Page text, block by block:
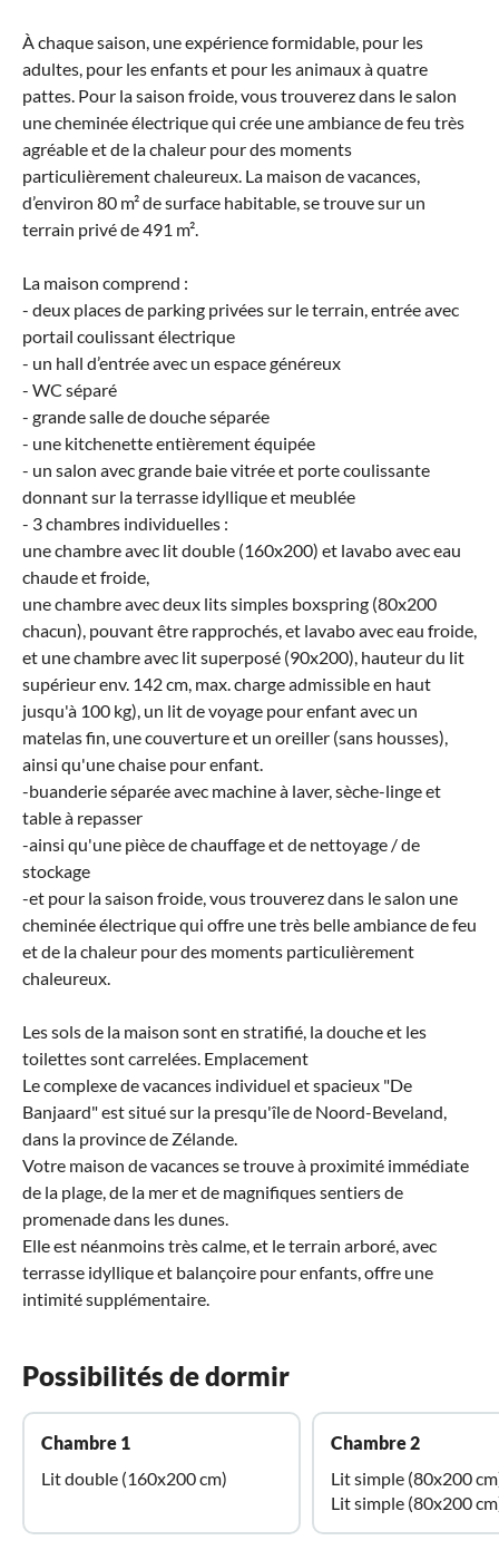
À chaque saison, une expérience formidable, pour les
adultes, pour les enfants et pour les animaux à quatre
pattes. Pour la saison froide, vous trouverez dans le salon
une cheminée électrique qui crée une ambiance de feu très
agréable et de la chaleur pour des moments
particulièrement chaleureux. La maison de vacances,
d’environ 80 m² de surface habitable, se trouve sur un
terrain privé de 491 m².
La maison comprend :
- deux places de parking privées sur le terrain, entrée avec
portail coulissant électrique
- un hall d’entrée avec un espace généreux
- WC séparé
- grande salle de douche séparée
- une kitchenette entièrement équipée
- un salon avec grande baie vitrée et porte coulissante
donnant sur la terrasse idyllique et meublée
- 3 chambres individuelles :
une chambre avec lit double (160x200) et lavabo avec eau
chaude et froide,
une chambre avec deux lits simples boxspring (80x200
chacun), pouvant être rapprochés, et lavabo avec eau froide,
et une chambre avec lit superposé (90x200), hauteur du lit
supérieur env. 142 cm, max. charge admissible en haut
jusqu'à 100 kg), un lit de voyage pour enfant avec un
matelas fin, une couverture et un oreiller (sans housses),
ainsi qu'une chaise pour enfant.
-buanderie séparée avec machine à laver, sèche-linge et
table à repasser
-ainsi qu'une pièce de chauffage et de nettoyage / de
stockage
-et pour la saison froide, vous trouverez dans le salon une
cheminée électrique qui offre une très belle ambiance de feu
et de la chaleur pour des moments particulièrement
chaleureux.
Les sols de la maison sont en stratifié, la douche et les
toilettes sont carrelées. Emplacement
Le complexe de vacances individuel et spacieux "De
Banjaard" est situé sur la presqu'île de Noord-Beveland,
dans la province de Zélande.
Votre maison de vacances se trouve à proximité immédiate
de la plage, de la mer et de magnifiques sentiers de
promenade dans les dunes.
Elle est néanmoins très calme, et le terrain arboré, avec
terrasse idyllique et balançoire pour enfants, offre une
intimité supplémentaire.
Possibilités de dormir
Chambre 1
Lit double (160x200 cm)
Chambre 2
Lit simple (80x200
Lit simple (80x200